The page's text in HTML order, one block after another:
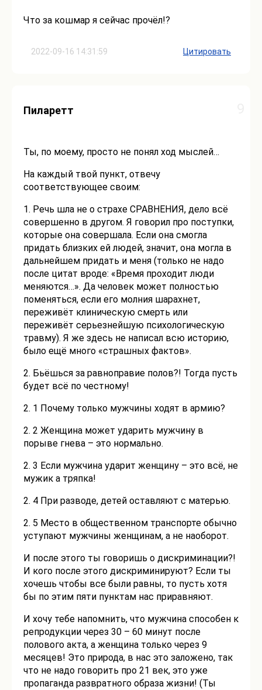
2022-09-16 14:31:59
Что за кошмар я сейчас прочёл!?
Цитировать
Пиларетт
Ты, по моему, просто не понял ход мыслей…
На каждый твой пункт, отвечу
соответствующее своим:
1. Речь шла не о страхе СРАВНЕНИЯ, дело всё
совершенно в другом. Я говорил про поступки,
которые она совершала. Если она смогла
придать близких ей людей, значит, она могла в
дальнейшем придать и меня (только не надо
после цитат вроде: «Время проходит люди
меняются…». Да человек может полностью
поменяться, если его молния шарахнет,
переживёт клиническую смерть или
переживёт серьезнейшую психологическую
травму). Я же здесь не написал всю историю,
было ещё много «страшных фактов».
2. Бьёшься за равноправие полов?! Тогда пусть
будет всё по честному!
2. 1 Почему только мужчины ходят в армию?
2. 2 Женщина может ударить мужчину в
порыве гнева – это нормально.
2. 3 Если мужчина ударит женщину – это всё, не
мужик а тряпка!
2. 4 При разводе, детей оставляют с матерью.
2. 5 Место в общественном транспорте обычно
уступают мужчины женщинам, а не наоборот.
И после этого ты говоришь о дискриминации?!
И кого после этого дискриминируют? Если ты
хочешь чтобы все были равны, то пусть хотя
бы по этим пяти пунктам нас приравняют.
И хочу тебе напомнить, что мужчина способен к
репродукции через 30 – 60 минут после
полового акта, а женщина только через 9
месяцев! Это природа, в нас это заложено, так
что не надо говорить про 21 век, это уже
пропаганда развратного образа жизни! (Ты